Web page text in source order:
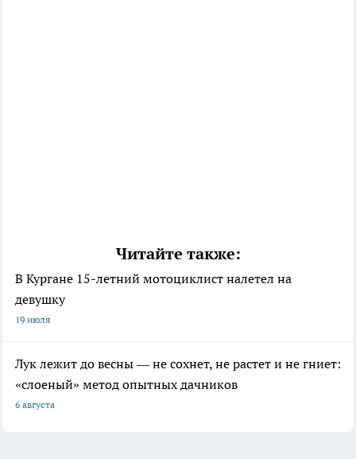
Читайте также:
В Кургане 15-летний мотоциклист налетел на
девушку
19 июля
Лук лежит до весны — не сохнет, не растет и не гниет:
«слоеный» метод опытных дачников
6 августа